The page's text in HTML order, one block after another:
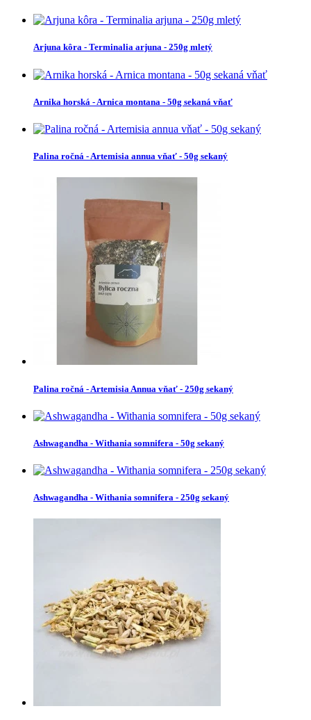
Arjuna kôra - Terminalia arjuna - 250g mletý
Arnika horská - Arnica montana - 50g sekaná vňať
Palina ročná - Artemisia annua vňať - 50g sekaný
Palina ročná - Artemisia Annua vňať - 250g sekaný
Ashwagandha - Withania somnifera - 50g sekaný
Ashwagandha - Withania somnifera - 250g sekaný